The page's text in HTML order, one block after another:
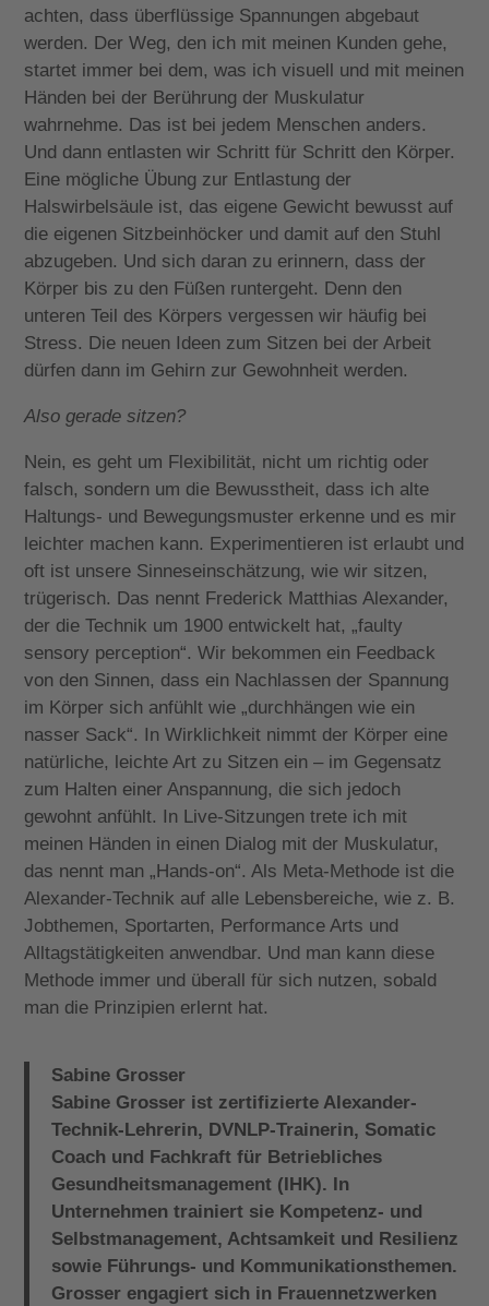
achten, dass überflüssige Spannungen abgebaut
werden. Der Weg, den ich mit meinen Kunden gehe,
startet immer bei dem, was ich visuell und mit meinen
Händen bei der Berührung der Muskulatur
wahrnehme. Das ist bei jedem Menschen anders.
Und dann entlasten wir Schritt für Schritt den Körper.
Eine mögliche Übung zur Entlastung der
Halswirbelsäule ist, das eigene Gewicht bewusst auf
die eigenen Sitzbeinhöcker und damit auf den Stuhl
abzugeben. Und sich daran zu erinnern, dass der
Körper bis zu den Füßen runtergeht. Denn den
unteren Teil des Körpers vergessen wir häufig bei
Stress. Die neuen Ideen zum Sitzen bei der Arbeit
dürfen dann im Gehirn zur Gewohnheit werden.
Also gerade sitzen?
Nein, es geht um Flexibilität, nicht um richtig oder
falsch, sondern um die Bewusstheit, dass ich alte
Haltungs- und Bewegungsmuster erkenne und es mir
leichter machen kann. Experimentieren ist erlaubt und
oft ist unsere Sinneseinschätzung, wie wir sitzen,
trügerisch. Das nennt Frederick Matthias Alexander,
der die Technik um 1900 entwickelt hat, „faulty
sensory perception“. Wir bekommen ein Feedback
von den Sinnen, dass ein Nachlassen der Spannung
im Körper sich anfühlt wie „durchhängen wie ein
nasser Sack“. In Wirklichkeit nimmt der Körper eine
natürliche, leichte Art zu Sitzen ein – im Gegensatz
zum Halten einer Anspannung, die sich jedoch
gewohnt anfühlt. In Live-Sitzungen trete ich mit
meinen Händen in einen Dialog mit der Muskulatur,
das nennt man „Hands-on“. Als Meta-Methode ist die
Alexander-Technik auf alle Lebensbereiche, wie z. B.
Jobthemen, Sportarten, Performance Arts und
Alltagstätigkeiten anwendbar. Und man kann diese
Methode immer und überall für sich nutzen, sobald
man die Prinzipien erlernt hat.
Sabine Grosser
Sabine Grosser ist zertifizierte Alexander-
Technik-Lehrerin, DVNLP-Trainerin, Somatic
Coach und Fachkraft für Betriebliches
Gesundheitsmanagement (IHK). In
Unternehmen trainiert sie Kompetenz- und
Selbstmanagement, Achtsamkeit und Resilienz
sowie Führungs- und Kommunikationsthemen.
Grosser engagiert sich in Frauennetzwerken